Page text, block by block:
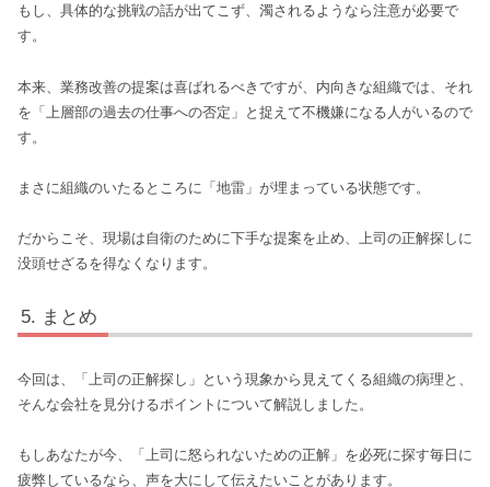
もし、具体的な挑戦の話が出てこず、濁されるようなら注意が必要で
す。
本来、業務改善の提案は喜ばれるべきですが、内向きな組織では、それ
を「上層部の過去の仕事への否定」と捉えて不機嫌になる人がいるので
す。
まさに組織のいたるところに「地雷」が埋まっている状態です。
だからこそ、現場は自衛のために下手な提案を止め、上司の正解探しに
没頭せざるを得なくなります。
まとめ
今回は、「上司の正解探し」という現象から見えてくる組織の病理と、
そんな会社を見分けるポイントについて解説しました。
もしあなたが今、「上司に怒られないための正解」を必死に探す毎日に
疲弊しているなら、声を大にして伝えたいことがあります。